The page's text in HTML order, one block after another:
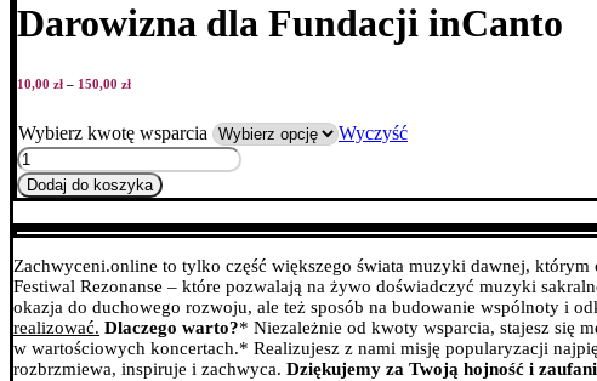
Darowizna dla Fundacji inCanto
10,00 zł – 150,00 złZakres
10,00 zł
do
Wybierz kwotę wsparcia
Wyczyść
ilość
Darowizna
dla
Fundacji
inCanto
Dodaj do koszyka
Zachwyceni.online to tylko część większego świata muzyki dawnej,
Festiwal Rezonanse – które pozwalają na żywo doświadczyć muzyki
okazja do duchowego rozwoju, ale też sposób na budowanie wspólnoty i
realizować. Dlaczego warto?* Niezależnie od kwoty wsparcia, stajesz się
w wartościowych koncertach.* Realizujesz z nami misję popularyzacji
rozbrzmiewa, inspiruje i zachwyca. Dziękujemy za Twoją hojność i